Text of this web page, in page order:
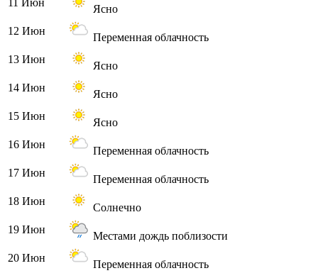
Ясно
12 Июн
Переменная облачность
13 Июн
Ясно
14 Июн
Ясно
15 Июн
Ясно
16 Июн
Переменная облачность
17 Июн
Переменная облачность
18 Июн
Солнечно
19 Июн
Местами дождь поблизости
20 Июн
Переменная облачность